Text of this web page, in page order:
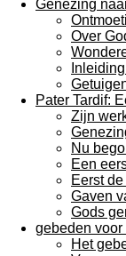
Genezing
Over
Pater Tardif:
Zijn
Nu
Een
Eerst
Gaven
Gods
gebeden
Het